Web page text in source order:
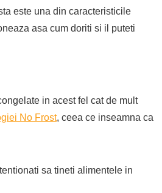
este una din caracteristicile
asa cum doriti si il puteti
in acest fel cat de mult
No Frost, ceea ce inseamna ca
sa tineti alimentele in